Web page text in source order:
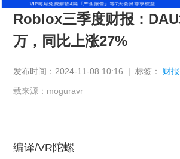
Roblox三季度财报：
万，同比上涨27%
发布时间：2024-11-08 10:16 | 标签： 财报
载来源：moguravr
编译/VR陀螺